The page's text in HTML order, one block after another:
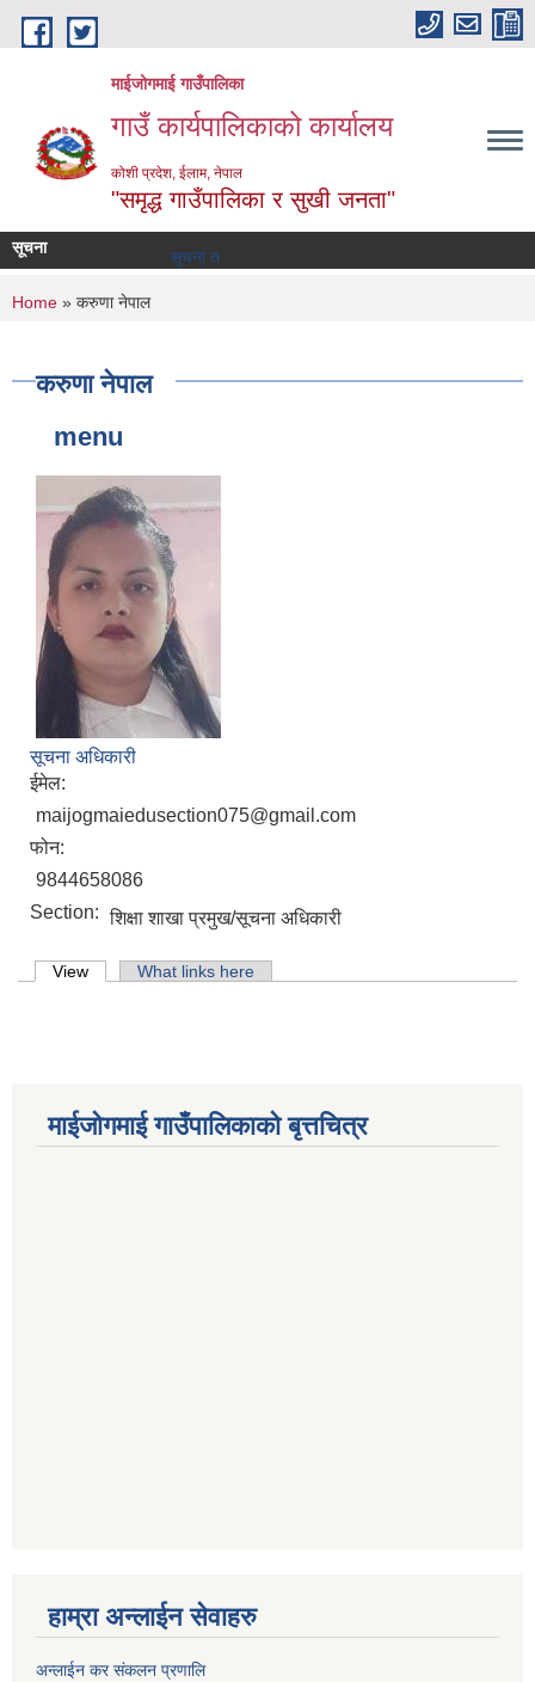
Skip to main content
माईजोगमाई गाउँपालिका
गाउँ कार्यपालिकाको कार्यालय
कोशी प्रदेश, ईलाम, नेपाल
"समृद्ध गाउँपालिका र सुखी जनता"
सूचना सूचना तथा समाचार
You are here
Home » करुणा नेपाल
करुणा नेपाल
menu
सूचना अधिकारी
ईमेल:
maijogmaiedusection075@gmail.com
फोन:
9844658086
Section: शिक्षा शाखा प्रमुख/सूचना अधिकारी
Primary tabs
View (active tab)What links here
माईजोगमाई गाउँपालिकाको बृत्तचित्र
हाम्रा अन्लाईन सेवाहरु
अन्लाईन कर संकलन प्रणालि